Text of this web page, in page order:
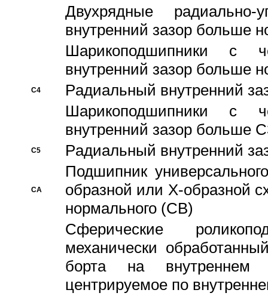
Двухрядные радиально-
внутренний зазор больше
Шарикоподшипники с
внутренний зазор больше
C4
Pадиальный внутренний
Шарикоподшипники с
внутренний зазор больше
C5 Pадиальный внутренний
CA
Подшипник
образной или Х-образной
нормального (CB)
Сферические
механически
борта на внутреннем
центрируемое по